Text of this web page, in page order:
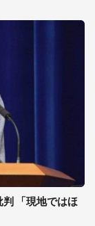
「現地ではほ